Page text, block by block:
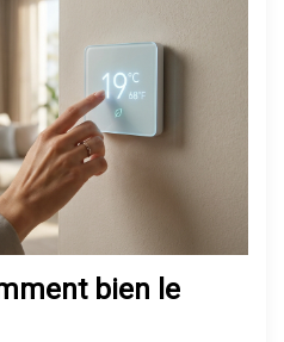
bien le